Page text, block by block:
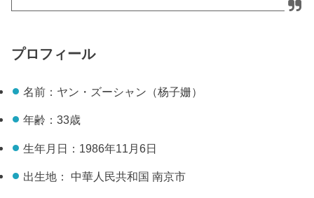
プロフィール
名前：ヤン・ズーシャン（杨子姗）
年齢：33歳
生年月日：1986年11月6日
出生地： 中華人民共和国 南京市